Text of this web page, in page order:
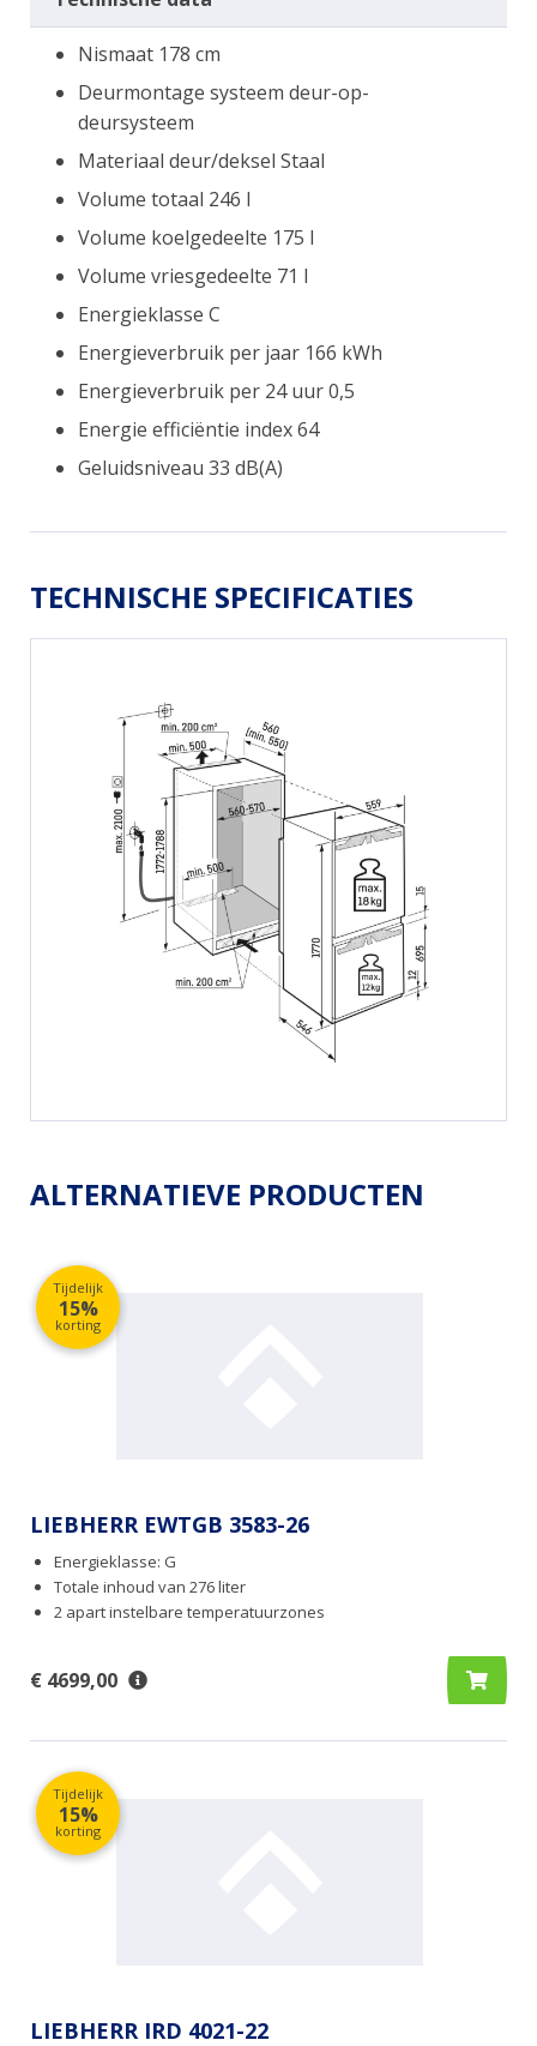
Nismaat 178 cm
Deurmontage systeem deur-op-
deursysteem
Materiaal deur/deksel Staal
Volume totaal 246 l
Volume koelgedeelte 175 l
Volume vriesgedeelte 71 l
Energieklasse C
Energieverbruik per jaar 166 kWh
Energieverbruik per 24 uur 0,5
Energie efficiëntie index 64
Geluidsniveau 33 dB(A)
TECHNISCHE SPECIFICATIES
ALTERNATIEVE PRODUCTEN
Tijdelijk
15%
korting
LIEBHERR EWTGB 3583-26
Energieklasse: G
Totale inhoud van 276 liter
2 apart instelbare temperatuurzones
€ 4699,00
Tijdelijk
15%
korting
LIEBHERR IRD 4021-22